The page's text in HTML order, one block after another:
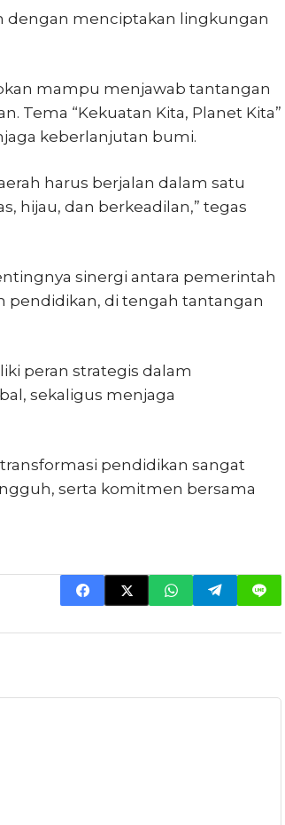
dengan menciptakan lingkungan
mampu menjawab tantangan
Tema “Kekuatan Kita, Planet Kita”
keberlanjutan bumi.
harus berjalan dalam satu
hijau, dan berkeadilan,” tegas
sinergi antara pemerintah
pendidikan, di tengah tantangan
peran strategis dalam
sekaligus menjaga
pendidikan sangat
serta komitmen bersama